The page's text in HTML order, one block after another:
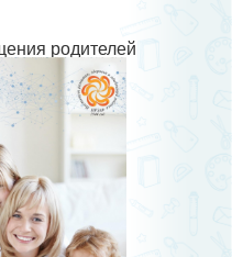
родителей